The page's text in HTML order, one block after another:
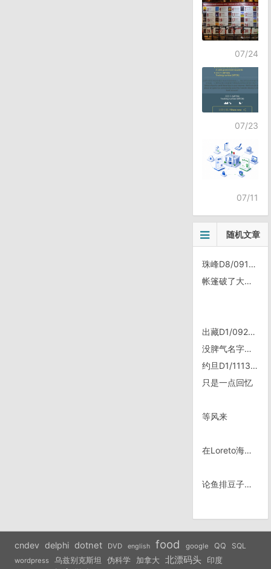
07/24
07/23
07/11
随机文章
珠峰D8/0912, 扎西宗——珠峰大本营
帐篷破了大窟窿
出藏D1/0924, 拉萨——贡嘎
没脾气名字由来
约旦D1/1113，Amman机场快报
只是一点回忆
等风来
在Loreto海边早上拍照时的德和行
论鱼排豆子饭的正确吃法
cndev delphi dotnet DVD english food google QQ SQL
wordpress 乌兹别克斯坦 伪科学 加拿大 北漂码头 印度